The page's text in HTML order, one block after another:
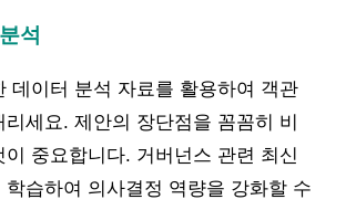
석
데이터 분석 자료를 활용하여 객관
세요. 제안의 장단점을 꼼꼼히 비
이 중요합니다. 거버넌스 관련 최신
학습하여 의사결정 역량을 강화할 수